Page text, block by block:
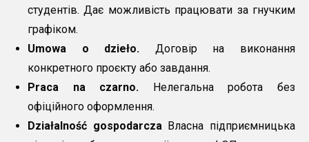
студентів. Дає можливість працювати за гнучким
графіком.
Umowa o dzieło. Договір на виконання
конкретного проєкту або завдання.
Praca na czarno. Нелегальна робота без
офіційного оформлення.
Działalność gospodarcza Власна підприємницька